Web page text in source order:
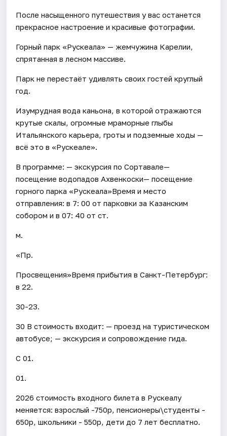
После насыщенного путешествия у вас останется
прекрасное настроение и красивые фотографии.
Горный парк «Рускеала» — жемчужина Карелии,
спрятанная в лесном массиве.
Парк не перестаёт удивлять своих гостей круглый
год.
Изумрудная вода каньона, в которой отражаются
крутые скалы, огромные мраморные глыбы
Итальянского карьера, гроты и подземные ходы —
всё это в «Рускеале».
В программе: — экскурсия по Сортавале—
посещение водопадов Ахвенкоски— посещение
горного парка «Рускеала»Время и место
отправления: в 7: 00 от парковки за Казанским
собором и в 07: 40 от ст.
м.
«Пр.
Просвещения»Время прибытия в Санкт-Петербург:
в 22.
30-23.
30 В стоимость входит: — проезд на туристическом
автобусе; — экскурсия и сопровождение гида.
С 01.
01.
2026 стоимость входного билета в Рускеалу
меняется: взрослый -750р, пенсионеры\студенты -
650р, школьники - 550р, дети до 7 лет бесплатно.